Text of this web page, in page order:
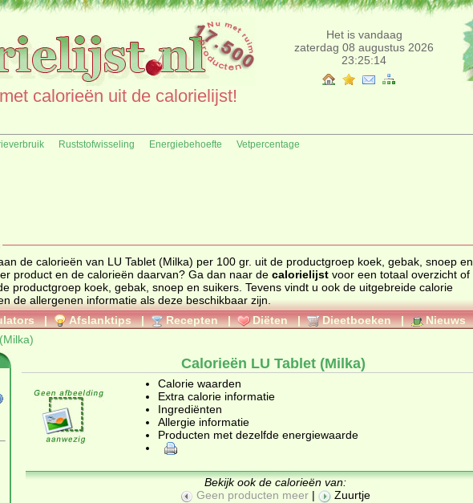
Het is vandaag
zaterdag 08 augustus 2026
23:25:14
calorieën uit de calorielijst!
Ruststofwisseling Energiebehoefte Vetpercentage
de calorieën van LU Tablet (Milka) per 100 gr. uit de productgroep koek, gebak, snoep en
ander product en de calorieën daarvan? Ga dan naar de calorielijst voor een totaal overzicht of
productgroep koek, gebak, snoep en suikers
de allergenen informatie als deze beschikbaar zijn.
| Afslanktips | Recepten | Diëten | Dieetboeken |
Nieuws
Calorieën LU Tablet (Milka)
Calorie waarden
Extra calorie informatie
Ingrediënten
Allergie informatie
Producten met dezelfde energiewaarde
Bekijk ook de calorieën van:
Geen producten meer | Zuurtje